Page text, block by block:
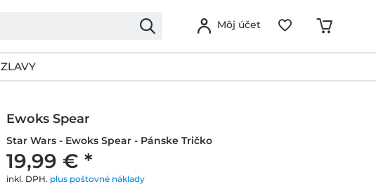
Môj účet
ZLAVY
Ewoks Spear
Star Wars - Ewoks Spear - Pánske Tričko
19,99 € *
inkl. DPH. plus poštovné náklady